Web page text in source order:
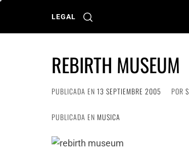
LEGAL
REBIRTH MUSEUM
PUBLICADA EN 13 SEPTIEMBRE 2005 POR
PUBLICADA EN MUSICA